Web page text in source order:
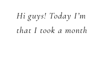
Hi guys! Today
that I took a